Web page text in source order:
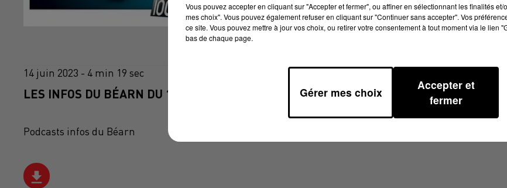
14 juin 2023 - 4 min 19 sec
LES INFOS DU BÉARN DU 14/06/2023 À 07H00
Podcasts infos du Béarn
Vous pouvez accepter en cliquant sur "Accepter et fermer", ou affiner en sélectionnant les finalités
mes choix". Vous pouvez également refuser en cliquant sur "Continuer sans accepter". Vos
ce site. Vous pouvez mettre à jour vos choix, ou retirer votre consentement à tout moment via le lien
bas de chaque page.
Gérer mes choix
Accepter et
fermer